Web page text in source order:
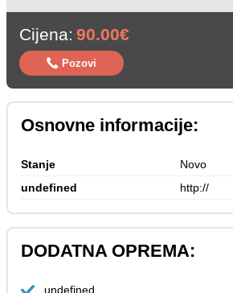
Cijena: 90.00€
Pozovi
Osnovne informacije:
Stanje
Novo
undefined
http://
DODATNA OPREMA:
undefined